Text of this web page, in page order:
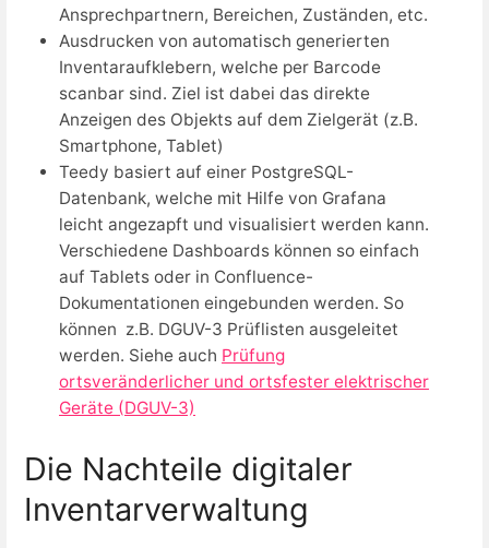
Ansprechpartnern, Bereichen, Zuständen, etc.
Ausdrucken von automatisch generierten
Inventaraufklebern, welche per Barcode
scanbar sind. Ziel ist dabei das direkte
Anzeigen des Objekts auf dem Zielgerät (z.B.
Smartphone, Tablet)
Teedy basiert auf einer PostgreSQL-
Datenbank, welche mit Hilfe von Grafana
leicht angezapft und visualisiert werden kann.
Verschiedene Dashboards können so einfach
auf Tablets oder in Confluence-
Dokumentationen eingebunden werden. So
können z.B. DGUV-3 Prüflisten ausgeleitet
werden. Siehe auch Prüfung
ortsveränderlicher und ortsfester elektrischer
Geräte (DGUV-3)
Die Nachteile digitaler
Inventarverwaltung